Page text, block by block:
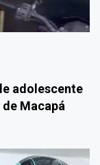
adolescente
Macapá